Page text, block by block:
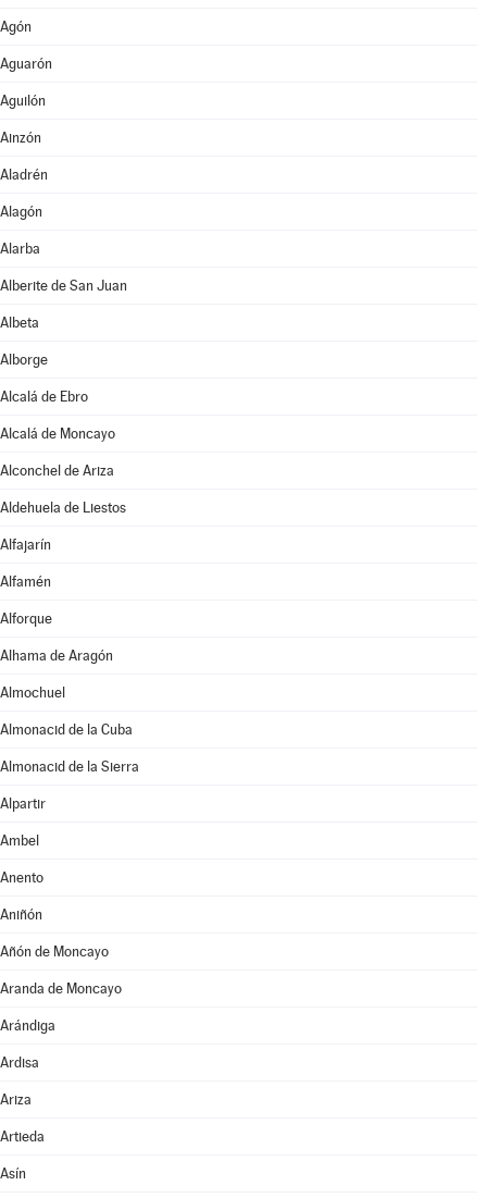
Agón
Aguarón
Aguilón
Ainzón
Aladrén
Alagón
Alarba
Alberite de San Juan
Albeta
Alborge
Alcalá de Ebro
Alcalá de Moncayo
Alconchel de Ariza
Aldehuela de Liestos
Alfajarín
Alfamén
Alforque
Alhama de Aragón
Almochuel
Almonacid de la Cuba
Almonacid de la Sierra
Alpartir
Ambel
Anento
Aniñón
Añón de Moncayo
Aranda de Moncayo
Arándiga
Ardisa
Ariza
Artieda
Asín